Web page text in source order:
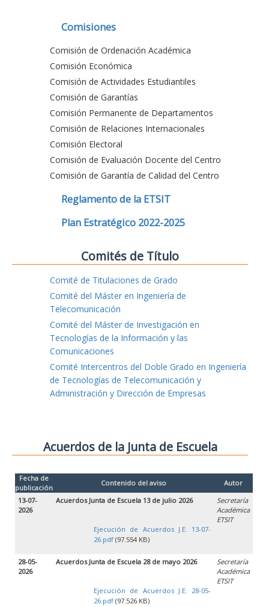
Comisiones
Comisión de Ordenación Académica
Comisión Económica
Comisión de Actividades Estudiantiles
Comisión de Garantías
Comisión Permanente de Departamentos
Comisión de Relaciones Internacionales
Comisión Electoral
Comisión de Evaluación Docente del Centro
Comisión de Garantía de Calidad del Centro
Reglamento de la ETSIT
Plan Estratégico 2022-2025
Comités de Título
Comité de Titulaciones de Grado
Comité del Máster en Ingeniería de
Telecomunicación
Comité del Máster de Investigación en
Tecnologías de la Información y las
Comunicaciones
Comité Intercentros del Doble Grado en Ingeniería
de Tecnologías de Telecomunicación y
Administración y Dirección de Empresas
Acuerdos de la Junta de Escuela
Fecha de
publicación
Contenido del aviso
Autor
13-07-
2026
Acuerdos Junta de Escuela 13 de julio 2026
Ejecución de Acuerdos J.E. 13-07-
26.pdf (97.554 KB)
Secretaría
Académica
ETSIT
28-05-
2026
Acuerdos Junta de Escuela 28 de mayo 2026
Ejecución de Acuerdos J.E. 28-05-
26.pdf (97.526 KB)
Secretaría
Académica
ETSIT